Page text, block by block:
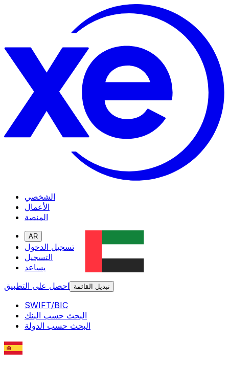
الشخصي
الأعمال
المنصة
AR
تسجيل الدخول
التسجيل
يساعد
احصل على التطبيق
تبديل القائمة
SWIFT/BIC
البحث حسب البنك
البحث حسب الدولة